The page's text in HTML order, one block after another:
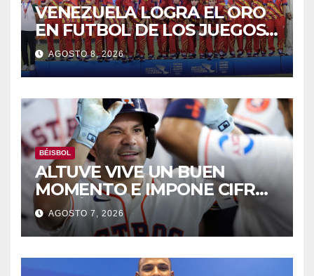
VENEZUELA LOGRA EL ORO
EN FUTBOL DE LOS JUEGOS
CAC
AGOSTO 8, 2026
BÉISBOL
ALTUVE VIVE UN BUEN
MOMENTO E IMPONE CIFRAS
HISTÓRICAS
AGOSTO 7, 2026